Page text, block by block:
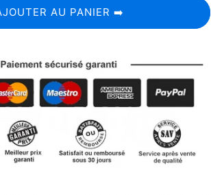
AU PANIER ➡️